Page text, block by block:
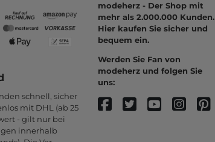
schnell, sicher
mit DHL (ab 25
- gilt nur bei
inner­halb
modeherz - Der Shop mit
mehr als 2.000.000 Kunden.
Hier kaufen Sie sicher und
bequem ein.
Werden Sie Fan von
modeherz und folgen Sie
uns: